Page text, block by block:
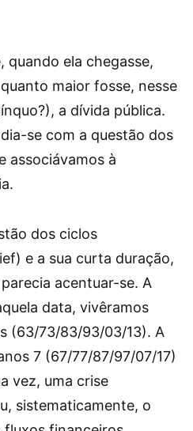
quando ela chegasse,
maior fosse, nesse
a dívida pública.
se com a questão dos
associávamos à
dos ciclos
e a sua curta duração,
acentuar-se. A
data, vivêramos
(63/73/83/93/03/13). A
7 (67/77/87/97/07/17)
vez, uma crise
sistematicamente, o